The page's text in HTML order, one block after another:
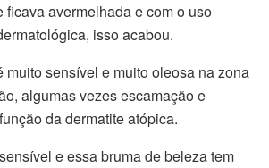
ficava avermelhada e com o uso
isso acabou.
muito sensível e muito oleosa na zona
algumas vezes escamação e
da dermatite atópica.
e essa bruma de beleza tem